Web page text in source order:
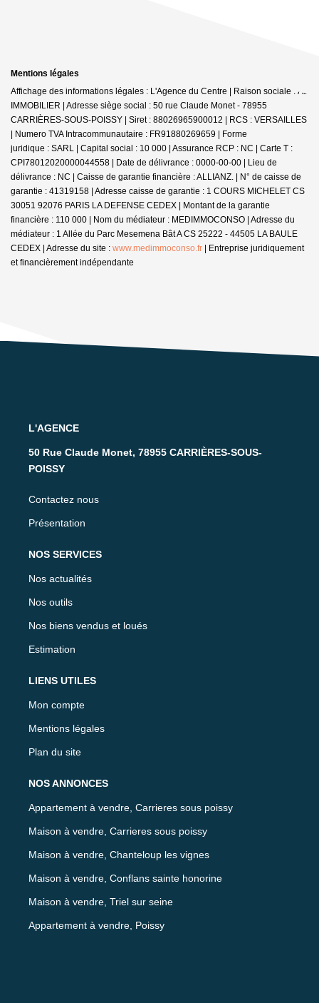
Mentions légales
Affichage des informations légales : L'Agence du Centre | Raison sociale : A2
IMMOBILIER | Adresse siège social : 50 rue Claude Monet - 78955
CARRIÈRES-SOUS-POISSY | Siret : 88026965900012 | RCS : VERSAILLES
| Numero TVA Intracommunautaire : FR91880269659 | Forme
juridique : SARL | Capital social : 10 000 | Assurance RCP : NC | Carte T :
CPI78012020000044558 | Date de délivrance : 0000-00-00 | Lieu de
délivrance : NC | Caisse de garantie financière : ALLIANZ. | N° de caisse de
garantie : 41319158 | Adresse caisse de garantie : 1 COURS MICHELET CS
30051 92076 PARIS LA DEFENSE CEDEX | Montant de la garantie
financière : 110 000 | Nom du médiateur : MEDIMMOCONSO | Adresse du
médiateur : 1 Allée du Parc Mesemena Bât A CS 25222 - 44505 LA BAULE
CEDEX | Adresse du site : www.medimmoconso.fr | Entreprise juridiquement
et financièrement indépendante
L'AGENCE
50 Rue Claude Monet, 78955 CARRIÈRES-SOUS-
POISSY
Contactez nous
Présentation
NOS SERVICES
Nos actualités
Nos outils
Nos biens vendus et loués
Estimation
LIENS UTILES
Mon compte
Mentions légales
Plan du site
NOS ANNONCES
Appartement à vendre, Carrieres sous poissy
Maison à vendre, Carrieres sous poissy
Maison à vendre, Chanteloup les vignes
Maison à vendre, Conflans sainte honorine
Maison à vendre, Triel sur seine
Appartement à vendre, Poissy